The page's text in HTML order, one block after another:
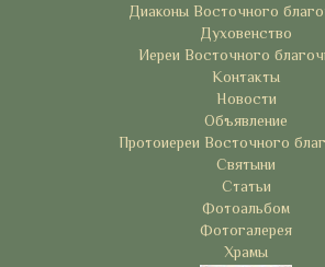
Диаконы Восточного
Духовенство
Иереи Восточного
Контакты
Новости
Объявление
Протоиереи Восточного
Святыни
Статьи
Фотоальбом
Фотогалерея
Храмы